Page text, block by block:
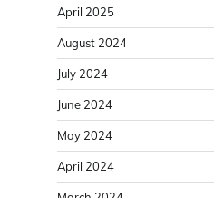
April 2025
August 2024
July 2024
June 2024
May 2024
April 2024